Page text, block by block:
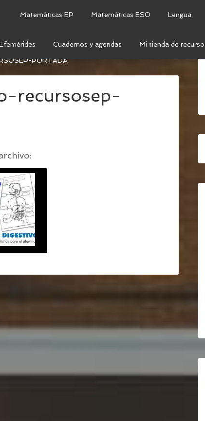
Matemáticas EP Matemáticas ESO Lengua
Cuadernos y agendas Mi tienda de
LÁMINAS PARA EL AULA Y FICHAS PARA EL
PORTADA
recursosep-